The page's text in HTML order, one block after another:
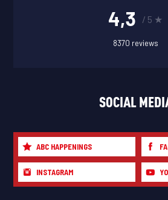
4,3 / 5 ★
8370 reviews
SOCIAL
ABC HAPPENINGS
INSTAGRAM